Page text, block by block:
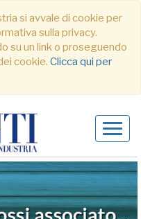
si avvale di cookie per
sulla privacy.
su un link o proseguendo
cookie. Clicca qui per